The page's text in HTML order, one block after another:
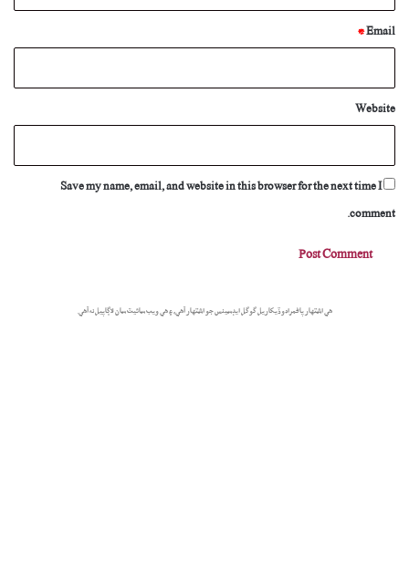
Email
*
Website
Save my name, email, and website in this browser for the next time I
comment.
هي اشتهار پاڻمرادو ڏيکاريل گوگل ايڊسينس جو اشتهار آهي، ۽ هي ويب سائيٽ سان لاڳاپيل نه آهي.